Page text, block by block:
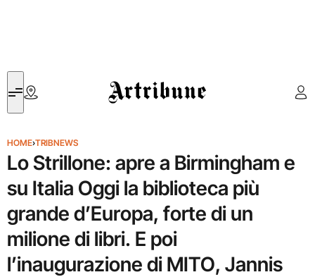
Artribune
HOME›TRIBNEWS
Lo Strillone: apre a Birmingham e
su Italia Oggi la biblioteca più
grande d’Europa, forte di un
milione di libri. E poi
l’inaugurazione di MITO, Jannis